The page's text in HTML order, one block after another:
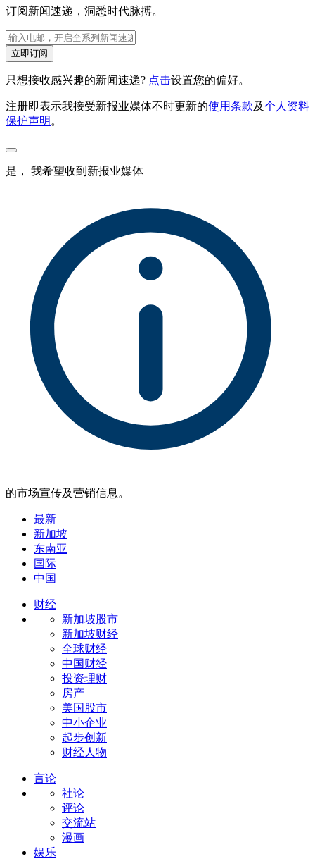
订阅新闻速递，洞悉时代脉搏。
立即订阅
只想接收感兴趣的新闻速递? 点击设置您的偏好。
注册即表示我接受新报业媒体不时更新的使用条款及个人资料
保护声明 。
是， 我希望收到新报业媒体
的市场宣传及营销信息。
最新
新加坡
东南亚
国际
中国
财经
新加坡股市
新加坡财经
全球财经
中国财经
投资理财
房产
美国股市
中小企业
起步创新
财经人物
言论
社论
评论
交流站
漫画
娱乐